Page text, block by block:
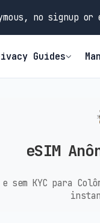
no signup
Guides
eSIM
e sem KYC